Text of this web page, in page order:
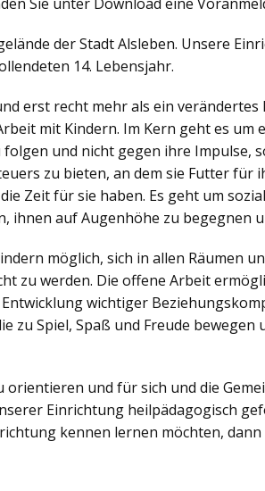
der Stadt Alsleben. Unsere
14. Lebensjahr.
erst recht mehr als ein verändertes
mit Kindern. Im Kern geht es um
folgen und nicht gegen ihre Impulse,
zu bieten, an dem sie Futter für
Zeit für sie haben. Es geht um
ihnen auf Augenhöhe zu begegnen
möglich, sich in allen Räumen
zu werden. Die offene Arbeit
wichtiger
zu Spiel, Spaß und Freude
und für sich und die
Einrichtung heilpädagogisch
kennen lernen möchten, dann